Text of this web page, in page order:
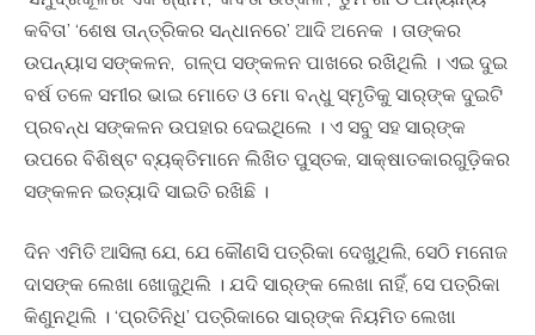
କବିତା’ ‘ଶେଷ ତାନ୍ତ୍ରିକର ସନ୍ଧାନରେ’ ଆଦି ଅନେକ । ତାଙ୍କର
ଉପନ୍ୟାସ ସଙ୍କଳନ, ଗଳ୍ପ ସଙ୍କଳନ ପାଖରେ ରଖିଥିଲି । ଏଇ ଦୁଇ
ବର୍ଷ ତଳେ ସମୀର ଭାଇ ମୋତେ ଓ ମୋ ବନ୍ଧୁ ସ୍ମୃତିକୁ ସାର୍‍ଙ୍କ ଦୁଇଟି
ପ୍ରବନ୍ଧ ସଙ୍କଳନ ଉପହାର ଦେଇଥିଲେ । ଏ ସବୁ ସହ ସାର୍‍ଙ୍କ
ଉପରେ ବିଶିଷ୍ଟ ବ୍ୟକ୍ତିମାନେ ଲିଖିତ ପୁସ୍ତକ, ସାକ୍ଷାତକାରଗୁଡି଼କର
ସଙ୍କଳନ ଇତ୍ୟାଦି ସାଇତି ରଖିଛି ।
ଦିନ ଏମିତି ଆସିଲା ଯେ, ଯେ କୌଣସି ପତ୍ରିକା ଦେଖୁଥିଲି, ସେଠି ମନୋଜ
ଦାସଙ୍କ ଲେଖା ଖୋଜୁଥିଲି । ଯଦି ସାର୍‍ଙ୍କ ଲେଖା ନାହିଁ, ସେ ପତ୍ରିକା
କିଣୁନଥିଲି । ‘ପ୍ରତିନିଧି’ ପତ୍ରିକାରେ ସାର୍‍ଙ୍କ ନିୟମିତ ଲେଖା